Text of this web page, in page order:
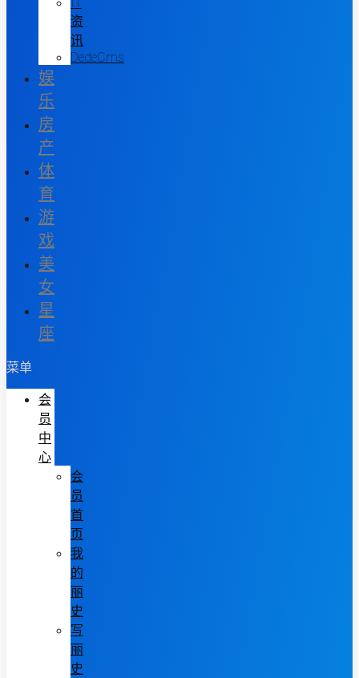
资
讯
DedeCms
娱
乐
房
产
体
育
游
戏
美
女
星
座
菜单
会
员
中
心
会
员
首
页
我
的
丽
史
写
丽
史